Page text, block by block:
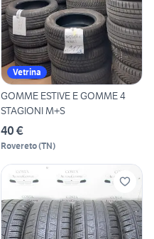
Vetrina
GOMME ESTIVE E GOMME 4
STAGIONI M+S
40 €
Rovereto(TN)